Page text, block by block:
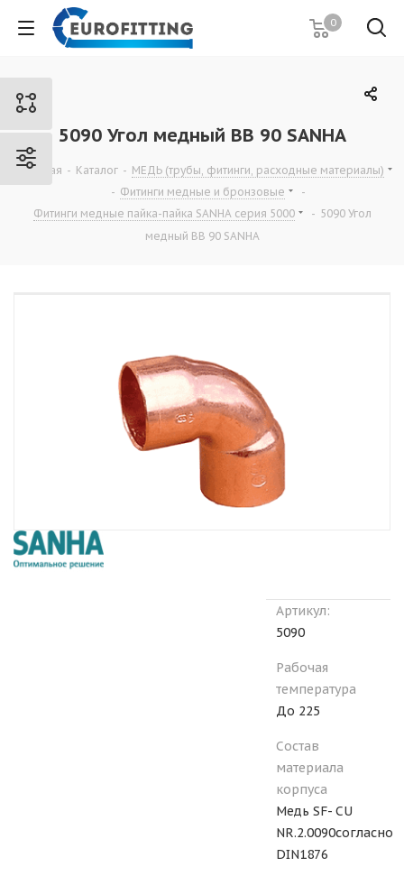
0
5090 Угол медный ВВ 90 SANHA
Главная - Каталог - МЕДЬ (трубы, фитинги, расходные материалы)
- Фитинги медные и бронзовые
-
Фитинги медные пайка-пайка SANHA серия 5000
- 5090 Угол
медный ВВ 90 SANHA
Артикул:
5090
Рабочая
температура
До 225
Состав
материала
корпуса
Медь SF- CU
NR.2.0090согласно
DIN1876